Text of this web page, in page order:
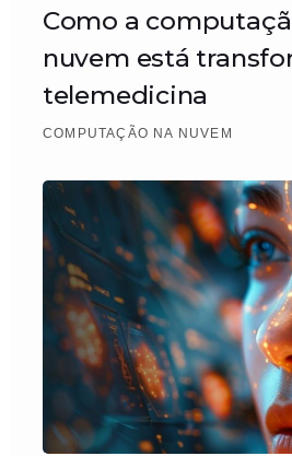
Como a
nuvem está
telemedicina
COMPUTAÇÃO NA NUVEM